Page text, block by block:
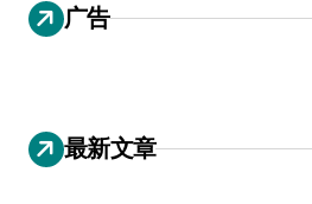
广告
最新文章